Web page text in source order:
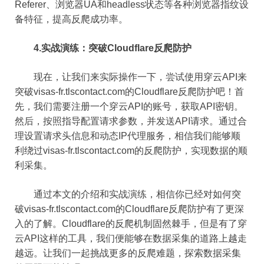
Referer、浏览器UA和headless状态等各种浏览器指纹设
备特征，提高反爬成功率。
4.实战演练：突破Cloudflare反爬防护
现在，让我们来实际操作一下，尝试使用穿云API来
突破visas-fr.tlscontact.com的Cloudflare反爬防护吧！首
先，我们需要注册一个穿云API的账号，获取API密钥。
然后，按照指导配置请求参数，并发送API请求。通过合
理设置请求头信息和动态IP代理服务，相信我们能够顺
利绕过visas-fr.tlscontact.com的反爬防护，实现数据的顺
利采集。
通过本文的介绍和实战演练，相信你已经对如何突
破visas-fr.tlscontact.com的Cloudflare反爬防护有了更深
入的了解。Cloudflare的反爬机制固然棘手，但是有了穿
云API这样的工具，我们便能够在数据采集的道路上越走
越远。让我们一起挑战更多的反爬难题，探索数据采集